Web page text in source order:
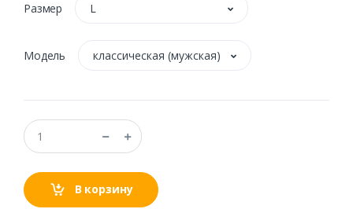
Размер L
Модель классическая (мужская)
В корзину